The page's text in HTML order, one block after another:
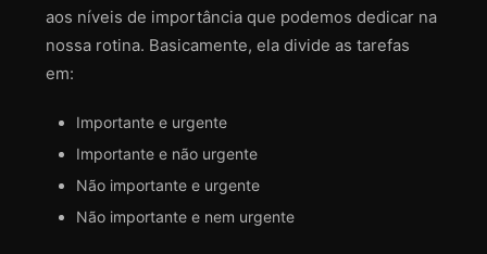
aos níveis de importância que podemos dedicar na
nossa rotina. Basicamente, ela divide as tarefas
em:
Importante e urgente
Importante e não urgente
Não importante e urgente
Não importante e nem urgente